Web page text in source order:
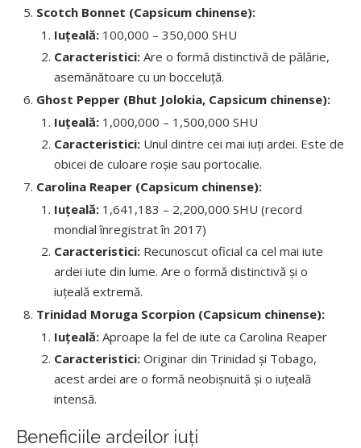
Scotch Bonnet (Capsicum chinense):
Iuțeală: 100,000 – 350,000 SHU
Caracteristici: Are o formă distinctivă de pălărie,
asemănătoare cu un bocceluță.
Ghost Pepper (Bhut Jolokia, Capsicum chinense):
Iuțeală: 1,000,000 – 1,500,000 SHU
Caracteristici: Unul dintre cei mai iuți ardei. Este de
obicei de culoare roșie sau portocalie.
Carolina Reaper (Capsicum chinense):
Iuțeală: 1,641,183 – 2,200,000 SHU (record
mondial înregistrat în 2017)
Caracteristici: Recunoscut oficial ca cel mai iute
ardei iute din lume. Are o formă distinctivă și o
iuțeală extremă.
Trinidad Moruga Scorpion (Capsicum chinense):
Iuțeală: Aproape la fel de iute ca Carolina Reaper
Caracteristici: Originar din Trinidad și Tobago,
acest ardei are o formă neobișnuită și o iuțeală
intensă.
Beneficiile ardeilor iuți